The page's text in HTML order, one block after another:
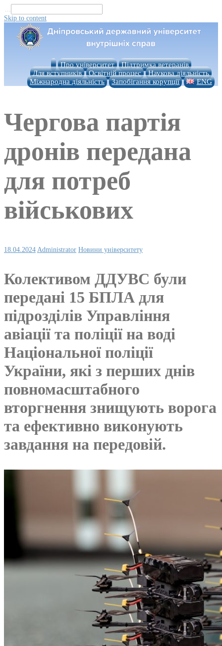
...
Skip to content
Про університет
Підтримка ветеранів
Для вступників
Освітній процес
Наукова діяльність
Міжнародна діяльність
Запобігання корупції ENG
Чергова партія
дронів передана
для потреб
військових
18.04.2024 Administrator Новини університету
Колективом ДДУВС були
передані 15 БПЛА для
підрозділів Управління
авіації та поліції на воді
Національної поліції
України, які з перших днів
повномасштабного
вторгнення знищують ворога
та ефективно виконують
завдання на передовій.